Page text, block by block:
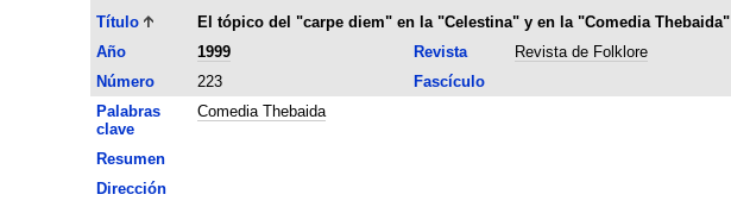
Título
El tópico del "carpe diem" en la "Celestina" y en la "Comedia Thebaida"
Año
1999 Revista Revista de Folklore
Número
223 Fascículo
Palabras
clave
Comedia Thebaida
Resumen
Dirección